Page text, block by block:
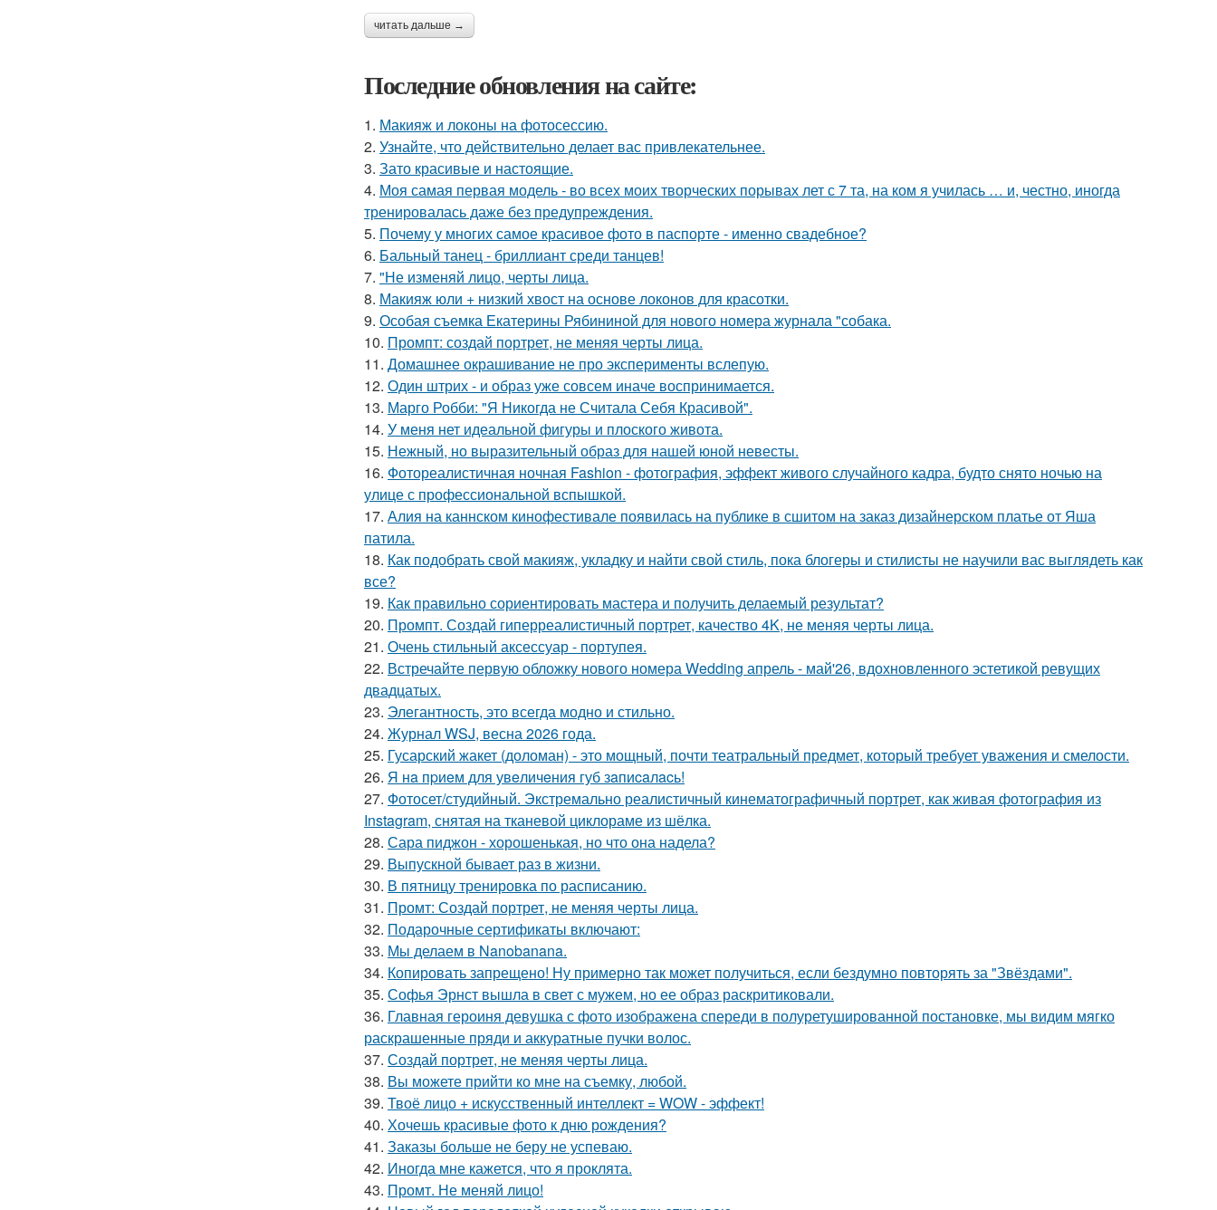
читать дальше →
Последние обновления на сайте:
1. Макияж и локоны на фотосессию.
2. Узнайте, что действительно делает вас привлекательнее.
3. Зато красивые и настоящие.
4. Моя самая первая модель - во всех моих творческих порывах лет с 7 та, на ком я училась … и, честно, иногда
тренировалась даже без предупреждения.
5. Почему у многих самое красивое фото в паспорте - именно свадебное?
6. Бальный танец - бриллиант среди танцев!
7. "Не изменяй лицо, черты лица.
8. Макияж юли + низкий хвост на основе локонов для красотки.
9. Особая съемка Екатерины Рябининой для нового номера журнала "собака.
10. Промпт: создай портрет, не меняя черты лица.
11. Домашнее окрашивание не про эксперименты вслепую.
12. Один штрих - и образ уже совсем иначе воспринимается.
13. Марго Робби: "Я Никогда не Считала Себя Красивой".
14. У меня нет идеальной фигуры и плоского живота.
15. Нежный, но выразительный образ для нашей юной невесты.
16. Фотореалистичная ночная Fashion - фотография, эффект живого случайного кадра, будто снято ночью на
улице с профессиональной вспышкой.
17. Алия на каннском кинофестивале появилась на публике в сшитом на заказ дизайнерском платье от Яша
патила.
18. Как подобрать свой макияж, укладку и найти свой стиль, пока блогеры и стилисты не научили вас выглядеть как
все?
19. Как правильно сориентировать мастера и получить делаемый результат?
20. Промпт. Создай гиперреалистичный портрет, качество 4K, не меняя черты лица.
21. Очень стильный аксессуар - портупея.
22. Встречайте первую обложку нового номера Wedding апрель - май'26, вдохновленного эстетикой ревущих
двадцатых.
23. Элегантность, это всегда модно и стильно.
24. Журнал WSJ, весна 2026 года.
25. Гусарский жакет (доломан) - это мощный, почти театральный предмет, который требует уважения и смелости.
26. Я нa пpиeм для увeличeния губ зaпиcaлacь!
27. Фотосет/студийный. Экстремально реалистичный кинематографичный портрет, как живая фотография из
Instagram, снятая на тканевой циклораме из шёлка.
28. Сара пиджон - хорошенькая, но что она надела?
29. Выпускной бывает раз в жизни.
30. В пятницу тренировка по расписанию.
31. Промт: Создай портрет, не меняя черты лица.
32. Подарочные сертификаты включают:
33. Мы делаем в Nanobanana.
34. Копировать запрещено! Ну примерно так может получиться, если бездумно повторять за "Звёздами".
35. Софья Эрнст вышла в свет с мужем, но ее образ раскритиковали.
36. Главная героиня девушка с фото изображена спереди в полуретушированной постановке, мы видим мягко
раскрашенные пряди и аккуратные пучки волос.
37. Создай портрет, не меняя черты лица.
38. Вы можете прийти ко мне на съемку, любой.
39. Твоё лицо + искусственный интеллект = WOW - эффект!
40. Хочешь красивые фото к дню рождения?
41. Заказы больше не беру не успеваю.
42. Иногда мне кажется, что я проклята.
43. Промт. Не меняй лицо!